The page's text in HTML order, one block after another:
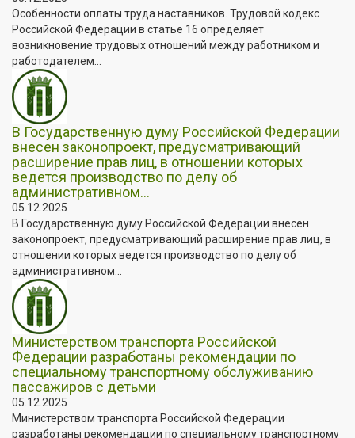
Особенности оплаты труда наставников. Трудовой кодекс
Российской Федерации в статье 16 определяет
возникновение трудовых отношений между работником и
работодателем...
В Государственную думу Российской Федерации
внесен законопроект, предусматривающий
расширение прав лиц, в отношении которых
ведется производство по делу об
административном...
05.12.2025
В Государственную думу Российской Федерации внесен
законопроект, предусматривающий расширение прав лиц, в
отношении которых ведется производство по делу об
административном...
Министерством транспорта Российской
Федерации разработаны рекомендации по
специальному транспортному обслуживанию
пассажиров с детьми
05.12.2025
Министерством транспорта Российской Федерации
разработаны рекомендации по специальному транспортному